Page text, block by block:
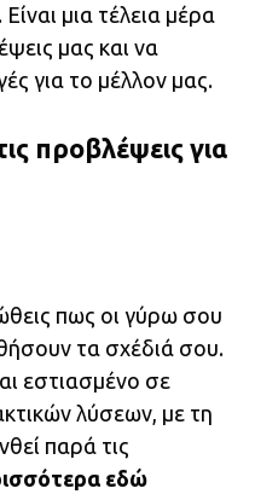
μια τέλεια μέρα
μας και να
για το μέλλον μας.
προβλέψεις για
πως οι γύρω σου
τα σχέδιά σου.
εστιασμένο σε
λύσεων, με τη
παρά τις
εδώ